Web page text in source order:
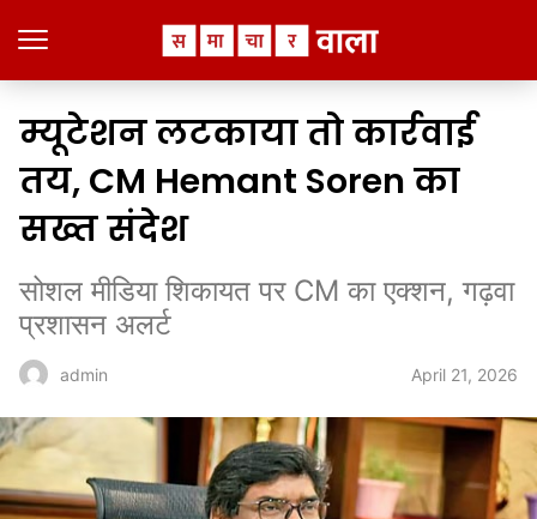
म्यूटेशन लटकाया तो कार्रवाई
तय, CM Hemant Soren का
सख्त संदेश
सोशल मीडिया शिकायत पर CM का एक्शन, गढ़वा
प्रशासन अलर्ट
admin April 21, 2026